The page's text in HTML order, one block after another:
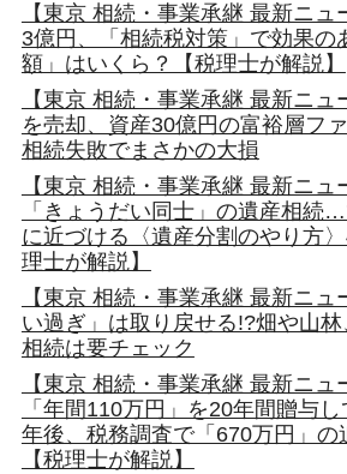
【東京 相続・事業承継 最新ニ
3億円、「相続税対策」で効果の
額」はいくら？【税理士が解説】
【東京 相続・事業承継 最新ニ
を売却、資産30億円の富裕層フ
相続失敗でまさかの大損
【東京 相続・事業承継 最新ニ
「きょうだい同士」の遺産相続
に近づける〈遺産分割のやり方
理士が解説】
【東京 相続・事業承継 最新ニ
い過ぎ」は取り戻せる!?畑や山
相続は要チェック
【東京 相続・事業承継 最新ニ
「年間110万円」を20年間贈与
年後、税務調査で「670万円」の
【税理士が解説】